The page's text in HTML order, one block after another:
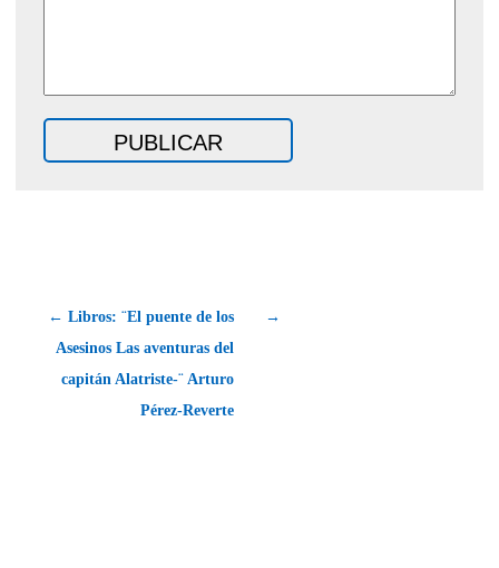
← Libros: ¨El puente de los
Asesinos Las aventuras del
capitán Alatriste-¨ Arturo
Pérez-Reverte
→